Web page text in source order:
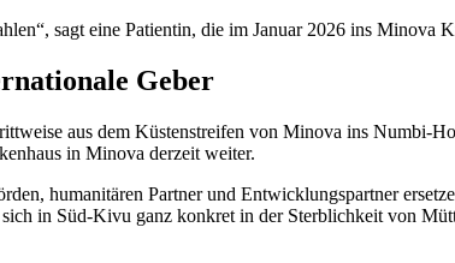
sagt eine Patientin, die im Januar 2026 ins Minova
Geber
aus dem Küstenstreifen von Minova ins Numbi-
in Minova derzeit weiter.
humanitären Partner und Entwicklungspartner
in Süd-Kivu ganz konkret in der Sterblichkeit von